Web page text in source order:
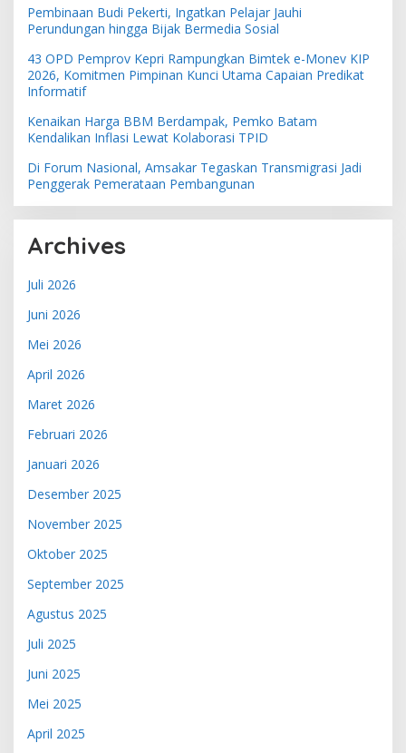
Pembinaan Budi Pekerti, Ingatkan Pelajar Jauhi
Perundungan hingga Bijak Bermedia Sosial
43 OPD Pemprov Kepri Rampungkan Bimtek e-Monev KIP
2026, Komitmen Pimpinan Kunci Utama Capaian Predikat
Informatif
Kenaikan Harga BBM Berdampak, Pemko Batam
Kendalikan Inflasi Lewat Kolaborasi TPID
Di Forum Nasional, Amsakar Tegaskan Transmigrasi Jadi
Penggerak Pemerataan Pembangunan
Archives
Juli 2026
Juni 2026
Mei 2026
April 2026
Maret 2026
Februari 2026
Januari 2026
Desember 2025
November 2025
Oktober 2025
September 2025
Agustus 2025
Juli 2025
Juni 2025
Mei 2025
April 2025